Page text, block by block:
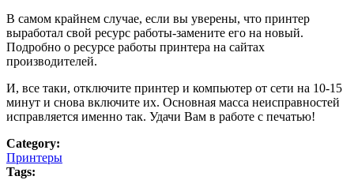
В самом крайнем случае, если вы уверены, что принтер
выработал свой ресурс работы-замените его на новый.
Подробно о ресурсе работы принтера на сайтах
производителей.
И, все таки, отключите принтер и компьютер от сети на 10-15
минут и снова включите их. Основная масса неисправностей
исправляется именно так. Удачи Вам в работе с печатью!
Category:
Принтеры
Tags: